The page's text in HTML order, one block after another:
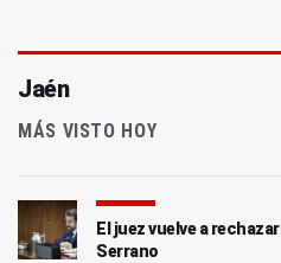
Jaén
MÁS VISTO HOY
El juez vuelve a
Serrano